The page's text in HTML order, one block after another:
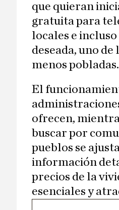
que quieran
gratuita para
locales e
deseada, uno
menos pobladas.
El
ofrecen,
buscar por
pueblos se
información
precios de la
esenciales y